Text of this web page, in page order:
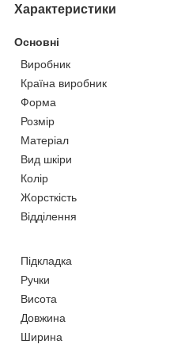
Характеристики
Основні
Виробник
Країна виробник
Форма
Розмір
Матеріал
Вид шкіри
Колір
Жорсткість
Відділення
Підкладка
Ручки
Висота
Довжина
Ширина